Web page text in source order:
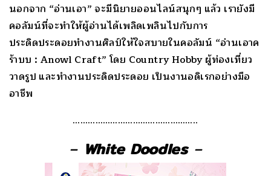
นอกจาก “อ่านเอา” จะมีนิยายออนไลน์สนุกๆ แล้ว เรายังมี
คอลัมน์ที่จะทำให้ผู้อ่านได้เพลิดเพลินไปกับการ
ประดิดประดอยทำงานศิลป์ให้ใจสบายในคอลัมน์ “อ่านเอาค
ร้าบบ : Anowl Craft” โดย Country Hobby ผู้ท่องเที่ยว
วาดรูป และทำงานประดิดประดอย เป็นงานอดิเรกอย่างมือ
อาชีพ
…………………………………………..
– White Doodles –